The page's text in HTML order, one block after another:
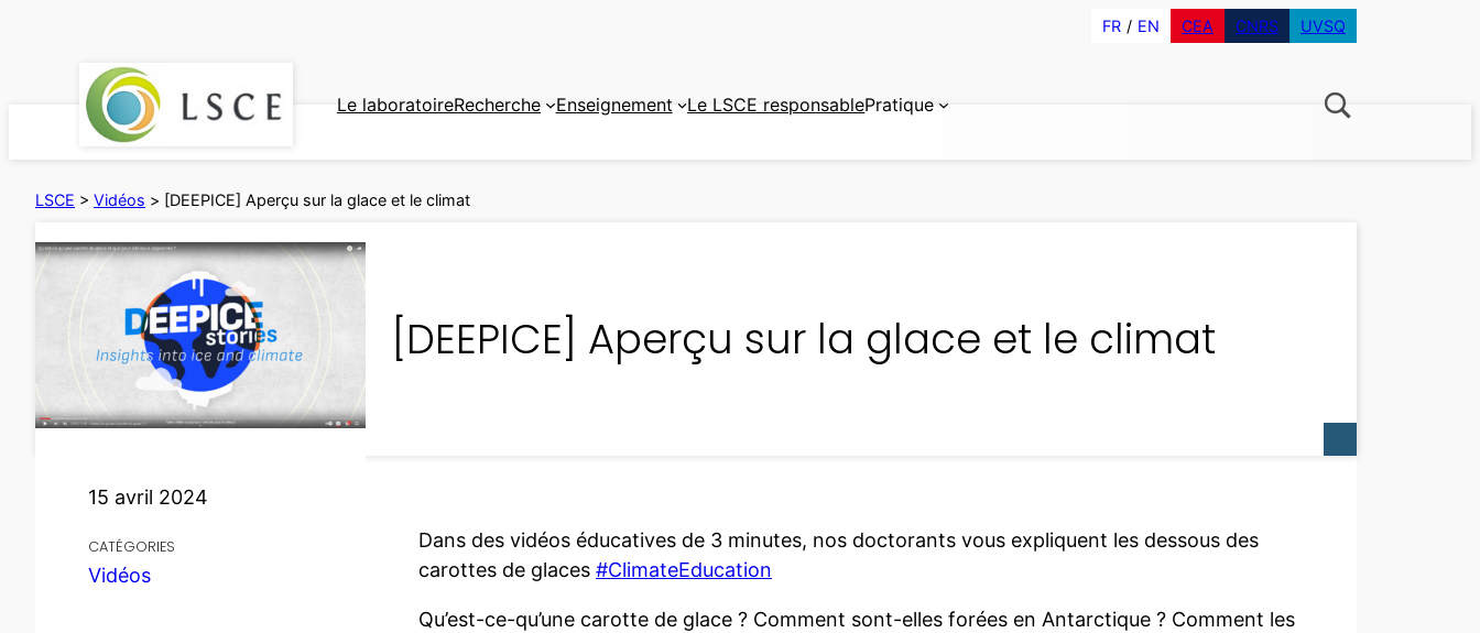
FR EN CEA CNRS UVSQ
Le laboratoireRecherche Enseignement Le LSCE responsablePratique
LSCE > Vidéos > [DEEPICE] Aperçu sur la glace et le climat
[DEEPICE] Aperçu sur la glace et le climat
15 avril 2024
CATÉGORIES
Vidéos
Dans des vidéos éducatives de 3 minutes, nos doctorants vous expliquent les dessous des
carottes de glaces #ClimateEducation
Qu’est-ce-qu’une carotte de glace ? Comment sont-elles forées en Antarctique ? Comment les